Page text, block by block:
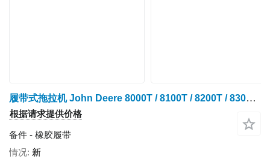
履带式拖拉机 John Deere 8000T / 8100T / 8200T / 8300T / 8400T / 8110T / 8210T / 8310T / 8410T / 8120T / 8220T / 8320T / 8420T / 8520T / 8130T / 8230T / 8330T / 8430T / 8530T 的 橡胶履带 VULCAN AGRI - 36"x6"x54 -
根据请求提供价格
备件 - 橡胶履带
情况 新